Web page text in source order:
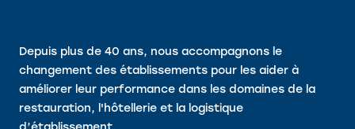
Depuis plus de 40 ans, nous accompagnons le
changement des établissements pour les aider à
améliorer leur performance dans les domaines de la
restauration, l'hôtellerie et la logistique